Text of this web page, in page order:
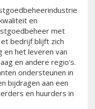
en
met
bedrijf blijft zich
het leveren van
en andere regio's.
ondersteunen in
bijdragen aan een
en huurders in